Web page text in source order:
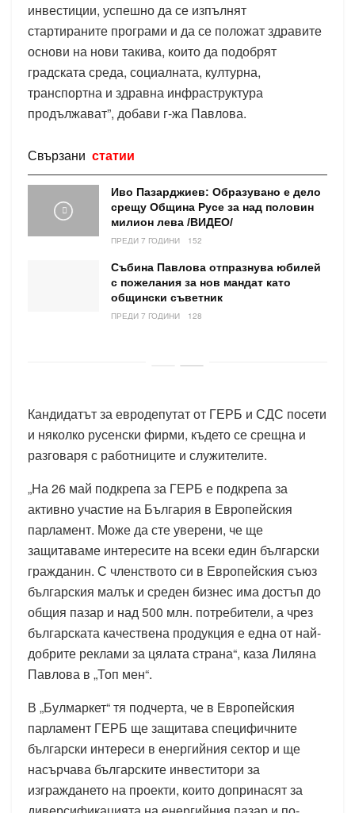
инвестиции, успешно да се изпълнят
стартираните програми и да се положат здравите
основи на нови такива, които да подобрят
градската среда, социалната, културна,
транспортна и здравна инфраструктура
продължават”, добави г-жа Павлова.
Свързани статии
Иво Пазарджиев: Образувано е дело
срещу Община Русе за над половин
милион лева /ВИДЕО/
ПРЕДИ 7 ГОДИНИ 152
Събина Павлова отпразнува юбилей
с пожелания за нов мандат като
общински съветник
ПРЕДИ 7 ГОДИНИ 128
Кандидатът за евродепутат от ГЕРБ и СДС посети
и няколко русенски фирми, където се срещна и
разговаря с работниците и служителите.
„На 26 май подкрепа за ГЕРБ е подкрепа за
активно участие на България в Европейския
парламент. Може да сте уверени, че ще
защитаваме интересите на всеки един български
гражданин. С членството си в Европейския съюз
българския малък и среден бизнес има достъп до
общия пазар и над 500 млн. потребители, а чрез
българската качествена продукция е една от най-
добрите реклами за цялата страна“, каза Лиляна
Павлова в „Топ мен“.
В „Булмаркет“ тя подчерта, че в Европейския
парламент ГЕРБ ще защитава специфичните
български интереси в енергийния сектор и ще
насърчава българските инвеститори за
изграждането на проекти, които допринасят за